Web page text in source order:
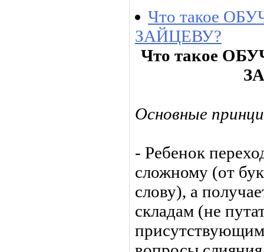
Что такое
ЗАЙЦЕВУ?
Что такое
Основные
- Ребенок
сложному (от
слову), а
складам (не
присутствующим